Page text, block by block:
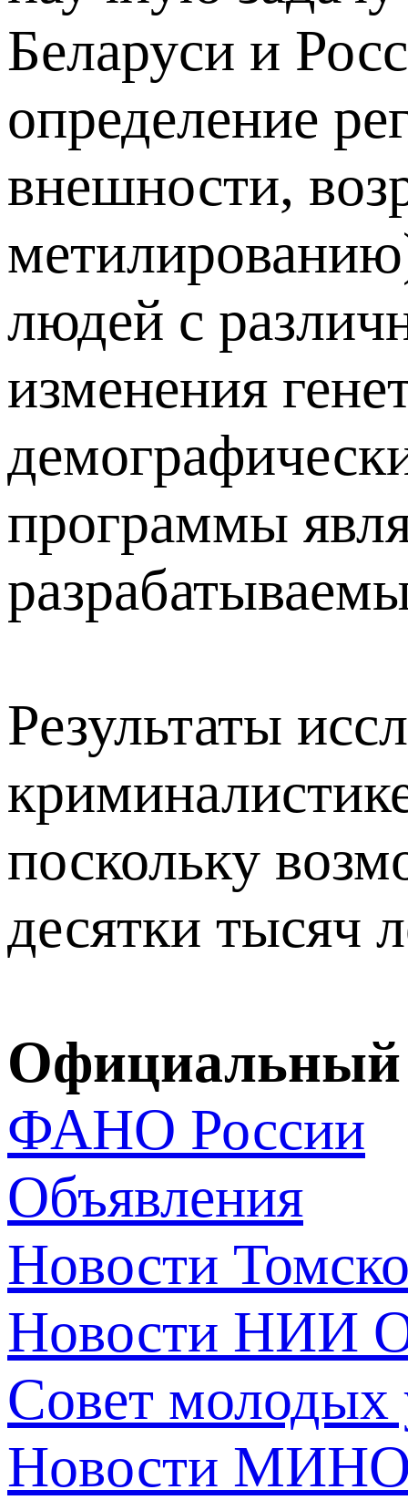
Беларуси и
определение
внешности,
людей с
изменения
программы
Результаты
поскольку
десятки тысяч
Официальный
ФАНО России
Объявления
Новости
Новости НИИ
Совет молодых
Новости